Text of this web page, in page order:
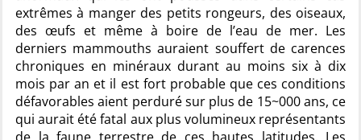
extrêmes à manger des petits rongeurs, des oiseaux,
des œufs et même à boire de l’eau de mer. Les
derniers mammouths auraient souffert de carences
chroniques en minéraux durant au moins six à dix
mois par an et il est fort probable que ces conditions
défavorables aient perduré sur plus de 15~000 ans, ce
qui aurait été fatal aux plus volumineux représentants